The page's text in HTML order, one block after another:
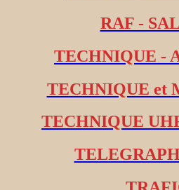
RAF -
TECHNIQUE -
TECHNIQUE et
TECHNIQUE